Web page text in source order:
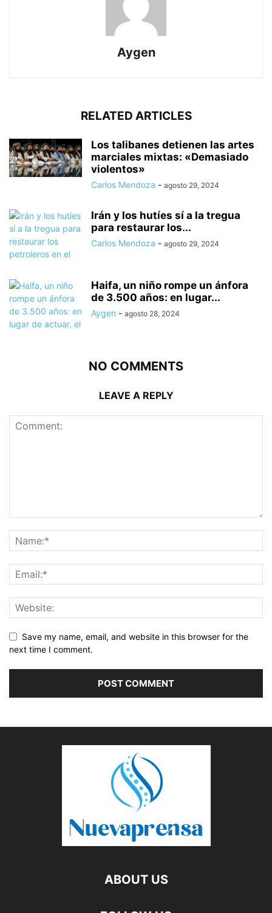
Aygen
RELATED ARTICLES
Los talibanes detienen las artes
marciales mixtas: «Demasiado
violentos»
Carlos Mendoza - agosto 29, 2024
Irán y los hutíes sí a la tregua
para restaurar los...
Carlos Mendoza - agosto 29, 2024
Haifa, un niño rompe un ánfora
de 3.500 años: en lugar...
Aygen - agosto 28, 2024
NO COMMENTS
LEAVE A REPLY
Save my name, email, and website in this browser for the
next time I comment.
ABOUT US